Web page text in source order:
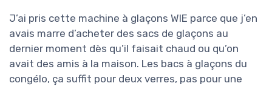
J’ai pris cette machine à glaçons WIE parce que j’en
avais marre d’acheter des sacs de glaçons au
dernier moment dès qu’il faisait chaud ou qu’on
avait des amis à la maison. Les bacs à glaçons du
congélo, ça suffit pour deux verres, pas pour une